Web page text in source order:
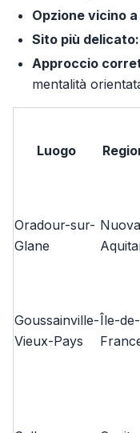
Opzione vicino a
Sito più delicato:
Approccio
mentalità
Luogo
Oradour-sur-
Glane
Nuova
Goussainville-
Vieux-Pays
Île-de-